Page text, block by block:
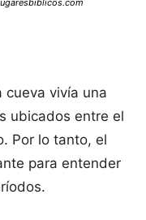
cueva vivía una
ubicados entre el
Por lo tanto, el
para entender